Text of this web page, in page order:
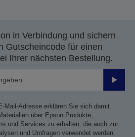
in Verbindung und sichern
Gutscheincode für einen
Ihrer nächsten Bestellung.
Mail-Adresse erklären Sie sich damit
über Epson Produkte,
und Services zu erhalten, die auch zur
und Umfragen verwendet werden